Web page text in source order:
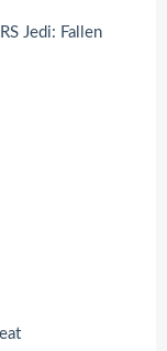
Jedi: Fallen